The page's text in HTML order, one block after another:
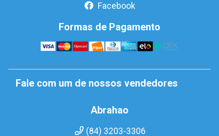
Facebook
Formas de Pagamento
Fale com um de nossos vendedores
Abrahao
(84) 3203-3306